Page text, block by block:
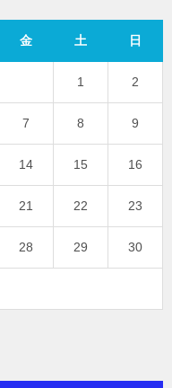
金 土 日
1 2
7 8 9
14 15 16
21 22 23
28 29 30